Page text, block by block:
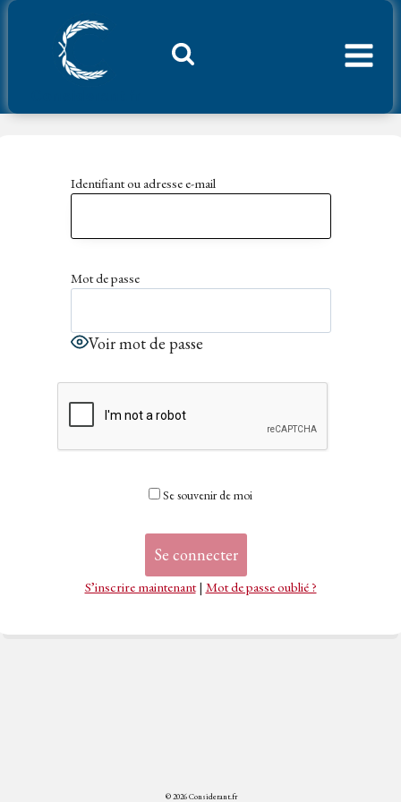
Aller
Identifiant ou adresse e-mail
Mot de passe
Voir mot de passe
Se souvenir de moi
S’inscrire maintenant| Mot de passe oublié ?
© 2026 Considerant.fr